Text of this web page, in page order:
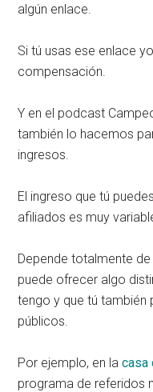
algún enlace.
Si tú usas ese enlace
compensación.
Y en el podcast
también lo hacemos
ingresos.
El ingreso que tú
afiliados es muy
Depende totalmente
puede ofrecer algo
tengo y que tú también
públicos.
Por ejemplo, en lacasa
programa de referidos